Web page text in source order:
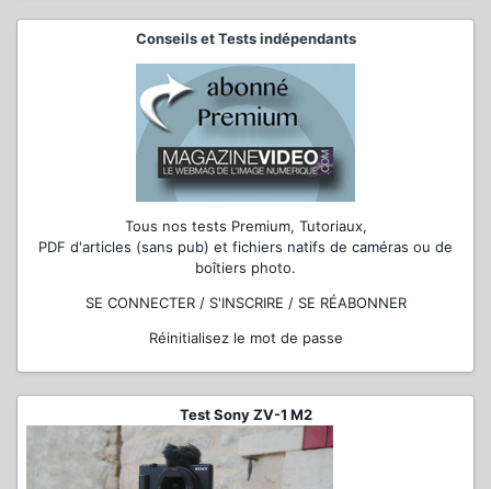
Conseils et Tests indépendants
Tous nos tests Premium, Tutoriaux,
PDF d'articles (sans pub) et fichiers natifs de caméras ou de
boîtiers photo.
SE CONNECTER / S'INSCRIRE / SE RÉABONNER
Réinitialisez le mot de passe
Test Sony ZV-1 M2